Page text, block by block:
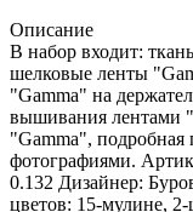
Описание
В набор входит:
шелковые ленты
"Gamma" на
вышивания лентами
"Gamma",
фотографиями.
0.132 Дизайнер:
цветов: 15-мулине,